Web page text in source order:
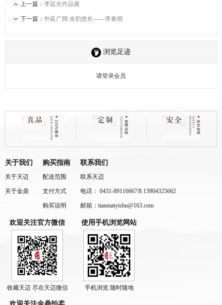
上一篇： 李廷先作品展
下一篇： 外延广阔 余韵悠长------李春雨
浏览足迹
请登录会员
关于我们
关于天迈
关于金鼎
购买指南
配送范围
支付方式
购买说明
联系我们
联系天迈
电话： 0431-89116667/8 13904325662
邮箱：tianmaiyishu@163.com
欢迎关注官方微信
收藏天迈 尽在天迈微信
使用手机浏览网站
手机浏览 随时随地